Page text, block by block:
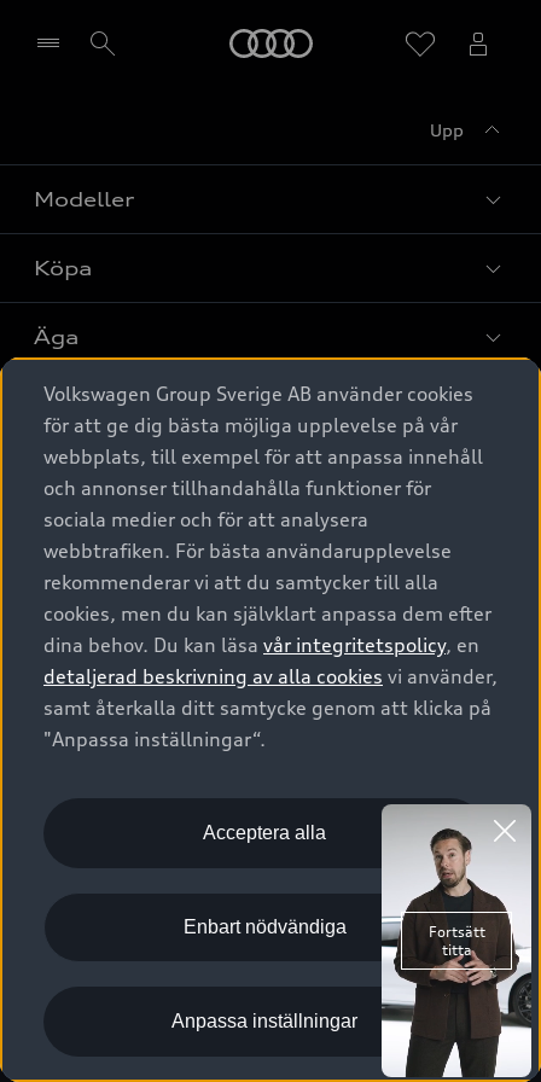
Upp
Modeller
Alla modeller
Elbilar
A6 modellerna
SUV
Avant
Audi Sport
Köpa
Privaterbjudanden
Privatleasing
Nya bilar i lager
Begagnade bilar i lager
Audi approved :plus - så gott som nya
Finansiering
Audi exclusive
Provkörning
Äga
Service & tillbehör
Audi digital services
Originaltillbehör - köp online
Garantier
Försäkring
Digitala manualer för din Audi
Audi Collection – livsstilsartiklar
Vanliga frågor
2G/3G nätet stängs ned - Hur påverkas min bil av detta?
Tjänstebil
Tjänstebil
Business lease online
Företagsleasing
Om Audi Sverige
Kontakta oss
Audi Återförsäljare/-serviceverkstad
myAudi
Pressmeddelanden
Nyhetsbrev
Vårt hållbarhetsarbete
Lediga tjänster huvudkontor
Lediga tjänster hos Audi Återförsäljare
Kommentar till mediauppgifter om dataläcka
© 2026 AUDI SVERIGE. All Rights Reserved.
Utgivare Juridiskt
Juridiskt Audi AG
Juridiskt Audi Digital Giveaway
Anpassa inställningar för cookies
Visselblåsarkanaler
Volkswagen Group Sverige AB använder cookies
för att ge dig bästa möjliga upplevelse på vår
webbplats, till exempel för att anpassa innehåll
och annonser tillhandahålla funktioner för
sociala medier och för att analysera
webbtrafiken. För bästa användarupplevelse
rekommenderar vi att du samtycker till alla
cookies, men du kan självklart anpassa dem efter
dina behov. Du kan läsa vår integritetspolicy, en
detaljerad beskrivning av alla cookies vi använder,
samt återkalla ditt samtycke genom att klicka på
"Anpassa inställningar“.
Acceptera alla
Enbart nödvändiga
Anpassa inställningar